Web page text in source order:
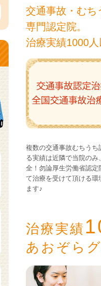
交通事故・むち
専門認定院。
治療実績1000
複数の交通事故むちうち
る実績は近隣で当院のみ
全！勿論厚生労働省認定
て治療を受けて頂ける環
ます♪
治療実績
あおぞら